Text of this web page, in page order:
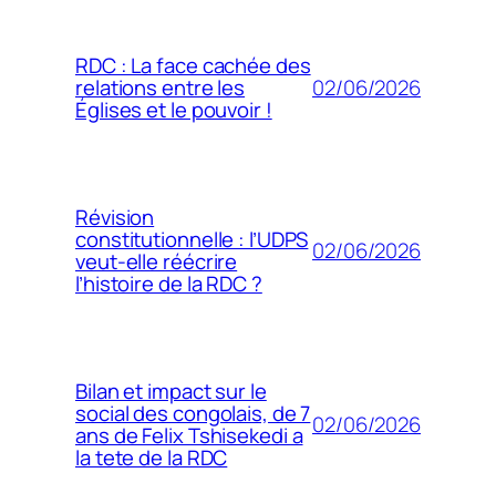
RDC : La face cachée des
relations entre les
Églises et le pouvoir !
02/06/2026
Révision
constitutionnelle : l’UDPS
veut-elle réécrire
l’histoire de la RDC ?
02/06/2026
Bilan et impact sur le
social des congolais, de 7
ans de Felix Tshisekedi a
la tete de la RDC
02/06/2026